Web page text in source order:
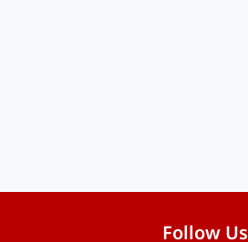
Follow Us